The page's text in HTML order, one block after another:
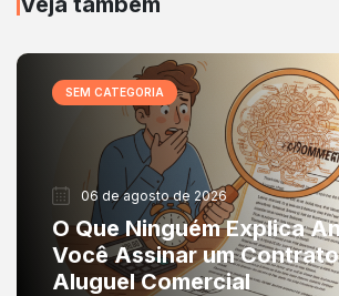
SEM CATEGORIA
06 de agosto de 2026
O Que Ninguém Explica
Você Assinar um
Aluguel Comercial